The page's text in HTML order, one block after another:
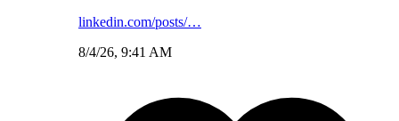
linkedin.com/posts/…
8/4/26, 9:41 AM